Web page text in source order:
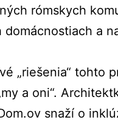
rómskych
a
„riešenia“ tohto
a oni“.
snaží o